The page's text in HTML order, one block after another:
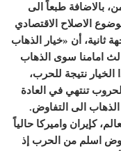
بالاضافة طبعاً الى
الاصلاح الاقتصادي
ثانية، أن «خيار الذهاب
امامنا سوى الذهاب
الخيار نتيجة للحرب،
تنتهي في العادة
الذهاب الى التفاوض.
كإيران واميركا حالياً
اسلم من الحرب إذ